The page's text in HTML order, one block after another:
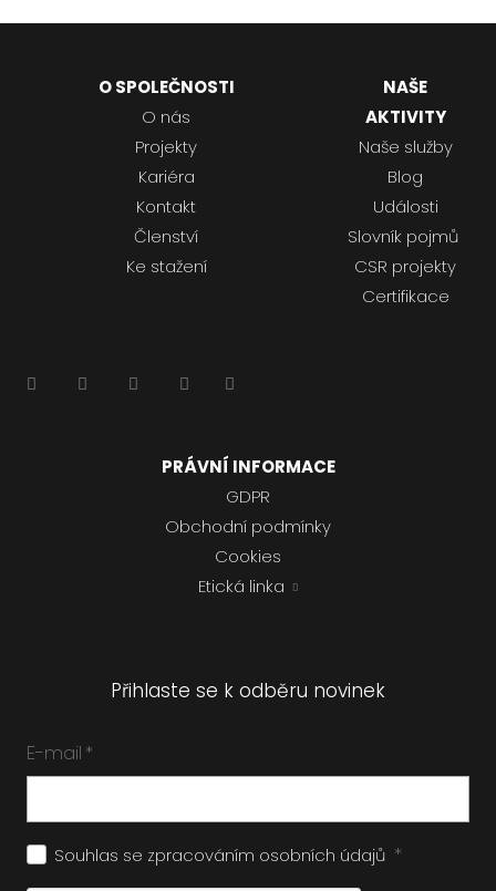
O SPOLEČNOSTI
O nás
Projekty
Kariéra
Kontakt
Členství
Ke stažení
NAŠE
AKTIVITY
Naše služby
Blog
Události
Slovník pojmů
CSR projekty
Certifikace
PRÁVNÍ INFORMACE
GDPR
Obchodní podmínky
Cookies
Etická linka
Přihlaste se k odběru novinek
E-mail *
Souhlas se zpracováním osobních údajů *